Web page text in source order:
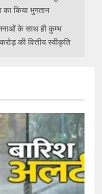
किया भुगतान
के साथ ही कुम्भ
की वित्तीय स्वीकृति